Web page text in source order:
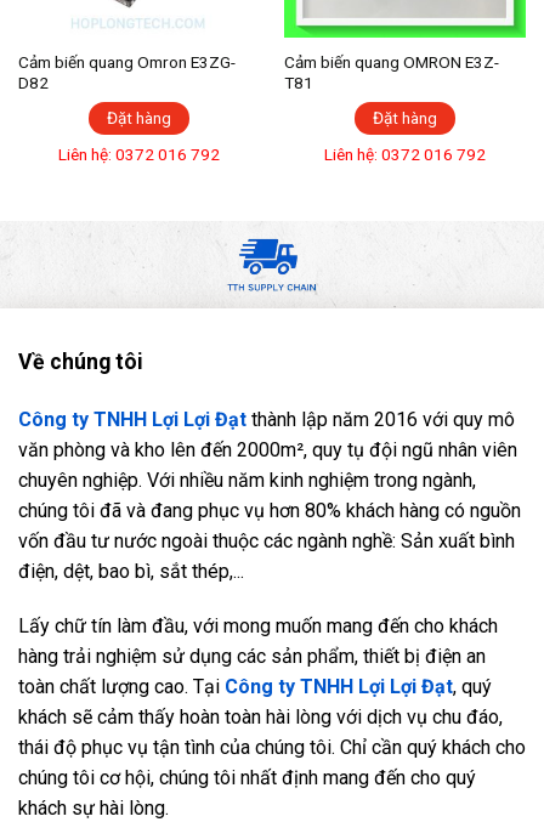
Cảm biến quang Omron E3ZG-
D82
Đặt hàng
Liên hệ: 0372 016 792
Cảm biến quang OMRON E3Z-
T81
Đặt hàng
Liên hệ: 0372 016 792
Về chúng tôi
Công ty TNHH Lợi Lợi Đạt thành lập năm 2016 với quy mô
văn phòng và kho lên đến 2000m², quy tụ đội ngũ nhân viên
chuyên nghiệp. Với nhiều năm kinh nghiệm trong ngành,
chúng tôi đã và đang phục vụ hơn 80% khách hàng có nguồn
vốn đầu tư nước ngoài thuộc các ngành nghề: Sản xuất bình
điện, dệt, bao bì, sắt thép,...
Lấy chữ tín làm đầu, với mong muốn mang đến cho khách
hàng trải nghiệm sử dụng các sản phẩm, thiết bị điện an
toàn chất lượng cao. Tại Công ty TNHH Lợi Lợi Đạt, quý
khách sẽ cảm thấy hoàn toàn hài lòng với dịch vụ chu đáo,
thái độ phục vụ tận tình của chúng tôi. Chỉ cần quý khách cho
chúng tôi cơ hội, chúng tôi nhất định mang đến cho quý
khách sự hài lòng.